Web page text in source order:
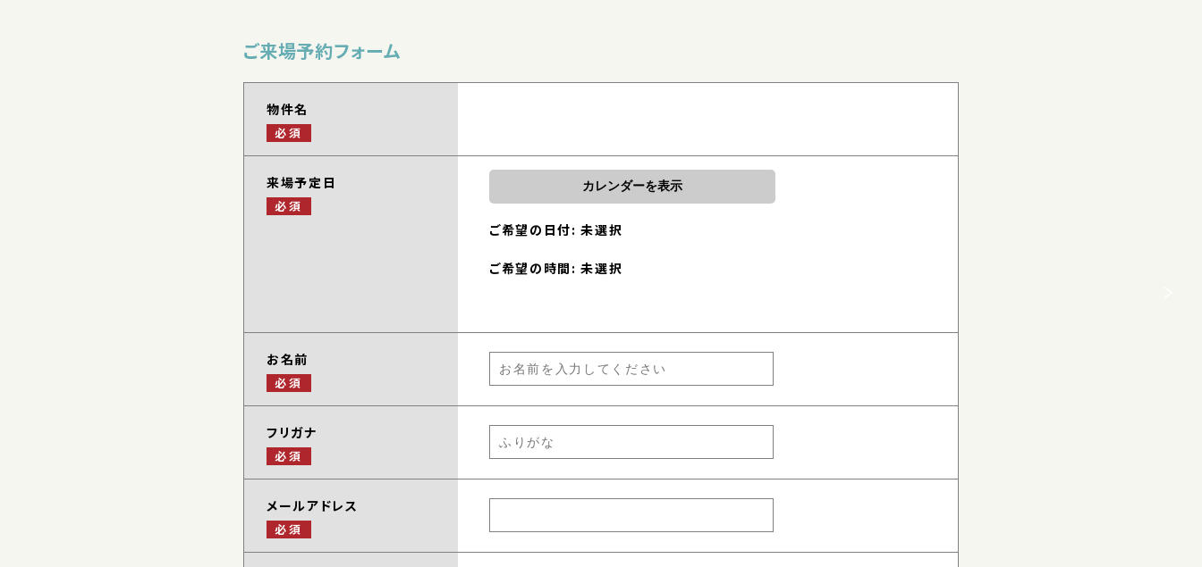
ご来場予約フォーム
物件名
必須
来場予定日
必須
カレンダーを表示
ご希望の日付: 未選択
ご希望の時間: 未選択
お名前
必須
フリガナ
必須
メールアドレス
必須